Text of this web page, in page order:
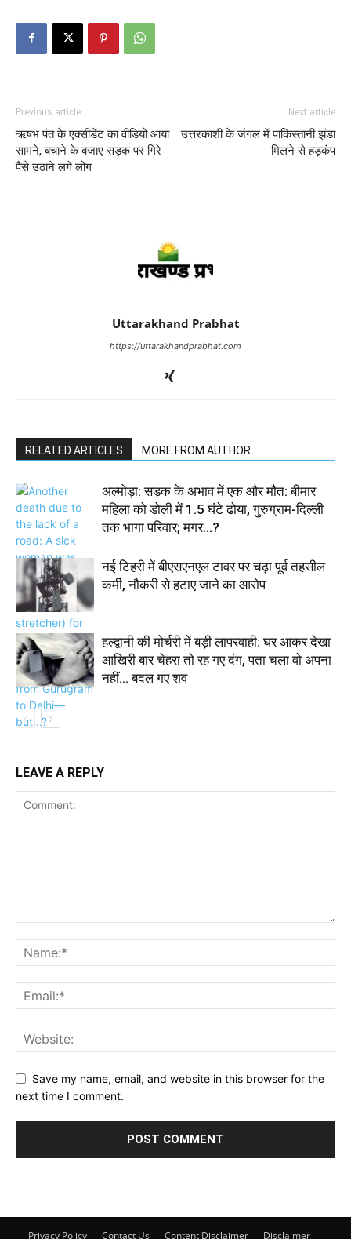
Previous article
ऋषभ पंत के एक्सीडेंट का वीडियो आया
सामने, बचाने के बजाए सड़क पर गिरे
पैसे उठाने लगे लोग
Next article
उत्तरकाशी के जंगल में पाकिस्तानी झंडा
मिलने से हड़कंप
Uttarakhand Prabhat
https://uttarakhandprabhat.com
RELATED ARTICLES MORE FROM AUTHOR
अल्मोड़ा: सड़क के अभाव में एक और मौत: बीमार
महिला को डोली में 1.5 घंटे ढोया, गुरुग्राम-दिल्ली
तक भागा परिवार; मगर…?
नई टिहरी में बीएसएनएल टावर पर चढ़ा पूर्व तहसील
कर्मी, नौकरी से हटाए जाने का आरोप
हल्द्वानी की मोर्चरी में बड़ी लापरवाही: घर आकर देखा
आखिरी बार चेहरा तो रह गए दंग, पता चला वो अपना
नहीं… बदल गए शव
LEAVE A REPLY
Save my name, email, and website in this browser for the
next time I comment.
Privacy Policy Contact Us Content Disclaimer Disclaimer